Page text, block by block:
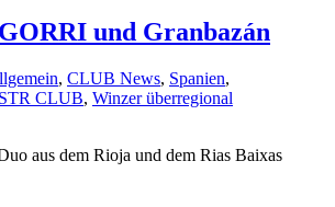
und Granbazán
, CLUB News, Spanien,
CLUB, Winzer überregional
aus dem Rioja und dem Rias Baixas